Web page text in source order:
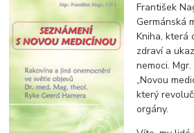
František
Germánská
Kniha, která
zdraví a
nemoci.
„Novou
který
orgány.